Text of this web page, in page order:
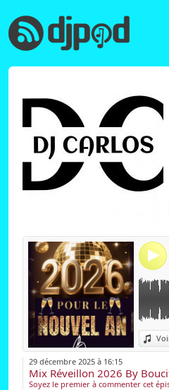
4
Lien :
Widget
29 décembre 2025 à 16:15
Mix Réveillon 2026 By
Soyez le premier à commenter cet
Lien :
Widget :
Partager :
Afro Latino House a mi manera